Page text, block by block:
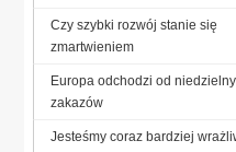
Czy szybki rozwój stanie się
zmartwieniem
Europa odchodzi od
zakazów
Jesteśmy coraz bardziej